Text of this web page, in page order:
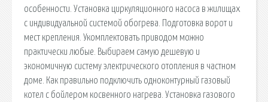
особенности. Установка циркуляционного насоса в жилищах
с индивидуальной системой обогрева. Подготовка ворот и
мест крепления. Укомплектовать приводом можно
практически любые. Выбираем самую дешевую и
экономичную систему электрического отопления в частном
доме. Как правильно подключить одноконтурный газовый
котел с бойлером косвенного нагрева. Установка газового